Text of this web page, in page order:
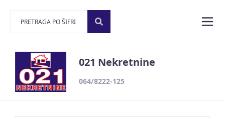
021 Nekretnine
064/8222-125